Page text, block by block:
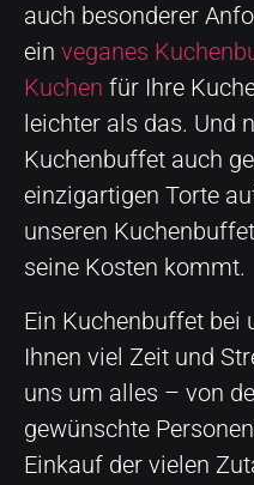
auch besonderer
ein veganes
Kuchen für Ihre
leichter als das. Und
Kuchenbuffet auch
einzigartigen Torte
unseren
seine Kosten kommt.
Ein Kuchenbuffet bei
Ihnen viel Zeit und
uns um alles – von
gewünschte
Einkauf der vielen